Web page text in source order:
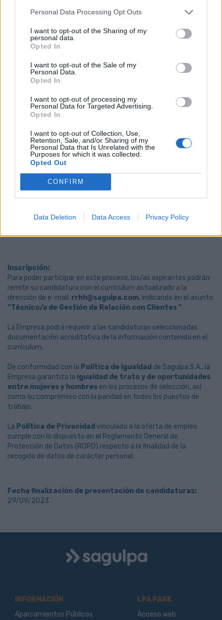
Personal Data Processing Opt Outs
I want to opt-out of the Sharing of my
personal data.
Opted In
I want to opt-out of the Sale of my
Personal Data.
Opted In
I want to opt-out of processing my
Personal Data for Targeted Advertising.
Opted In
I want to opt-out of Collection, Use,
Retention, Sale, and/or Sharing of my
Personal Data that Is Unrelated with the
Purposes for which it was collected.
Opted Out
CONFIRM
Data Deletion Data Access Privacy Policy
Se valorará:
Formación adicional en CRM Marketing Digital y/o
Experiencia con herramientas: paquete office, hubspot,
microsoft dynamics, HTML, CSS.
digital, tanto en captación de clientes como en
fidelización.
Nivel B2 o superior en inglés.
Se ofrece:
Formar parte de una organización que contribuye al
proceso transformador de la ciudad de Las Palmas de
Gran Canaria.
Contrato indefinido.
Convenio Colectivo de SAGULPA S.A. (Técnico/a B:
38.224,75 € brutos anuales).
Inscripción:
Para poder participar en este proceso, los/as aspirantes podrán
remitir su candidatura con el currículum actualizado a la
dirección de e-mail: rrhh@sagulpa.com, indicando en el asunto
“Técnico/a de Gestión de Relación con Clientes ".
La Empresa podrá requerir a las candidaturas seleccionadas
documentación acreditativa de la información contenida en el
currículum.
De conformidad con la Política de Igualdad de Sagulpa S.A., la
Empresa garantiza la igualdad de trato y de oportunidades
entre mujeres y hombres en los procesos de selección, así
como su compromiso con la paridad en todos los puestos de
trabajo.
La Política de Privacidad vinculada a la oferta de empleo
cumple con lo dispuesto en el Reglamento General de
Protección de Datos (RGPD) respecto a la finalidad de la
recogida de datos de carácter personal.
Fecha finalización de presentación de candidaturas:
29/09/2023
Logo
Sagulpa
INFORMACIÓN
Aparcamientos Públicos
LPA PARK
Acceso web